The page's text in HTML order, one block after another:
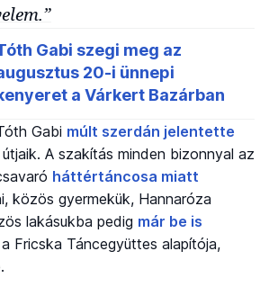
Gabi múlt szerdán jelentette
A szakítás minden bizonnyal az
háttértáncosa miatt
közös gyermekük, Hannaróza
lakásukba pedig már be is
a Fricska Táncegyüttes alapítója,